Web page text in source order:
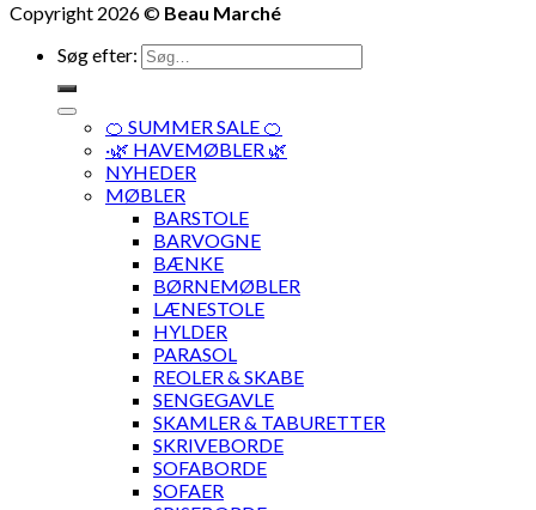
Copyright 2026 © Beau Marché
Søg efter:
🍊 SUMMER SALE 🍊
·🌿 HAVEMØBLER 🌿
NYHEDER
MØBLER
BARSTOLE
BARVOGNE
BÆNKE
BØRNEMØBLER
LÆNESTOLE
HYLDER
PARASOL
REOLER & SKABE
SENGEGAVLE
SKAMLER & TABURETTER
SKRIVEBORDE
SOFABORDE
SOFAER